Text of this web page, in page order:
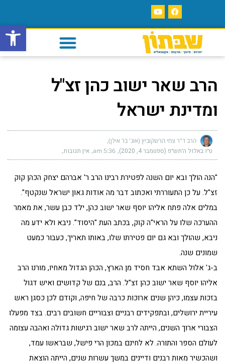
פתח
הרב שאר ישוב כהן זצ"ל
ומדינת ישראל
הרב ד"ר צחי הרשקוביץ (אונ' בר אילן)
ט״ו באלול ה׳תש״פ (ספטמבר 4, 2020) 5:36 am אין תגובות
"הנה הולך ובא יום השנה לפטירת רבינו הרב ר' אברהם יצחק הכהן קוק
זצ"ל. על כן התעוררתי ואכתוב דבר מה אודות גאון ישראל שנקטף".
במלים אלה פתח אליהו יוסף שאר ישוב כהן, ילד כבן עשר, את מאמר
ההערכה שלו על הראי"ה קוק, בכתב העת "היסוד". ניבא ולא ידע מה
ניבא, שהולך ובא גם יום פטירתו שלו, באותו תאריך, כעבור כמעט
שמונים שנה.
ב-ג' אלול השתא אבד חסיד מן הארץ, הכהן הגדול מאחיו, מורנו הרב
אליהו יוסף שאר ישוב כהן זצ"ל. הרב, בנם של קדושים ואיש דגול
בזכות עצמו, כיהן שנים ארוכות כרבה של חיפה, וקודם לכן כסגן ראש
עיריית ירושלים, ובתפקידים רבניים וצבוריים חשובים רבים. בצד מפעלו
הצבורי ארוך השנים, הייתה לרב שאר ישוב רגישות גדולה ואהבה עצומה
לעולם הספר והתורה. לא לחינם במכון הרי פישל, שבראשו עמד,
ושהכשיר מאות רבנים ודיינים במשך עשרות שנים, הייתה הוצאת